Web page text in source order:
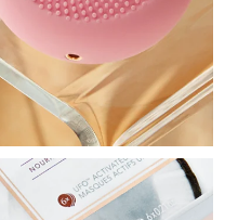
& balm
devices
devices
Set
& 18% PAP gel
toothbrushes
anti-aging set
décolleté LED mask
mask
serum
Light Therapy
Serum
預計送達日期 8/10/26
預計送達日期 8/10/26
預計送達日期8/10/26
預計送達日期8/10/26